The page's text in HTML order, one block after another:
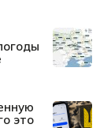
это